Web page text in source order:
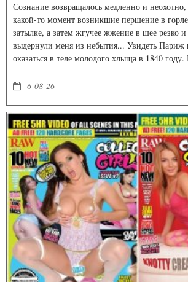
Сознание возвращалось медленно и
какой-то момент возникшие першение в
затылке, а затем жгучее жжение в шее резко и
выдернули меня из небытия... Увидеть Париж
оказаться в теле молодого хлыща в 1840
долги и перспектива получить должность
6-08-26